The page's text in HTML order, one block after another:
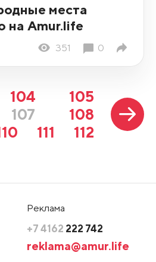
места
на Amur.life
351 0
104
105
107
108
111 112
Реклама
+7 4162 222 742
reklama@amur.life